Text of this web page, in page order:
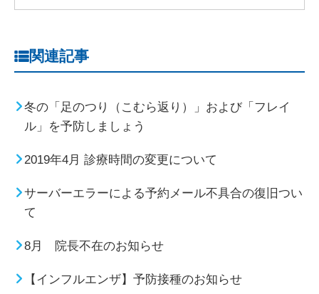
関連記事
冬の「足のつり（こむら返り）」および「フレイ
ル」を予防しましょう
2019年4月 診療時間の変更について
サーバーエラーによる予約メール不具合の復旧つい
て
8月 院長不在のお知らせ
【インフルエンザ】予防接種のお知らせ